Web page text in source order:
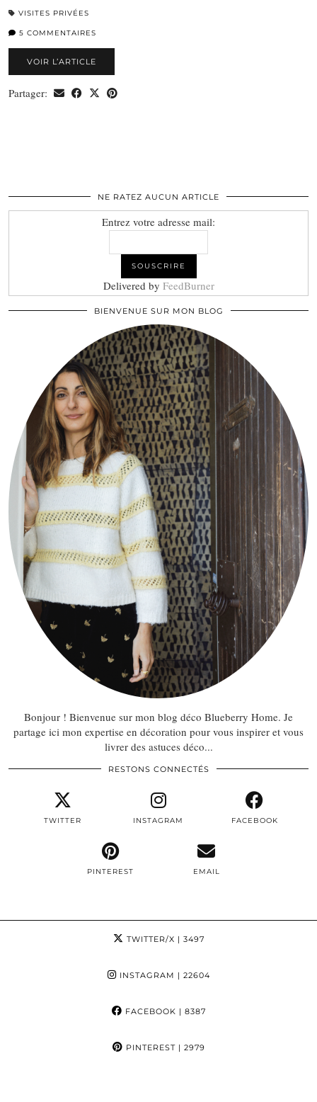
VISITES PRIVÉES
5 COMMENTAIRES
VOIR L’ARTICLE
Partager:
NE RATEZ AUCUN ARTICLE
Entrez votre adresse mail:
Delivered by FeedBurner
BIENVENUE SUR MON BLOG
Bonjour ! Bienvenue sur mon blog déco Blueberry Home. Je
partage ici mon expertise en décoration pour vous inspirer et vous
livrer des astuces déco...
RESTONS CONNECTÉS
TWITTER INSTAGRAM FACEBOOK
PINTEREST EMAIL
TWITTER/X | 3497
INSTAGRAM | 22604
FACEBOOK | 8387
PINTEREST| 2979